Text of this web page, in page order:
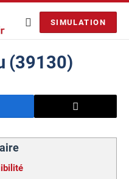
SIMULATION
(39130)